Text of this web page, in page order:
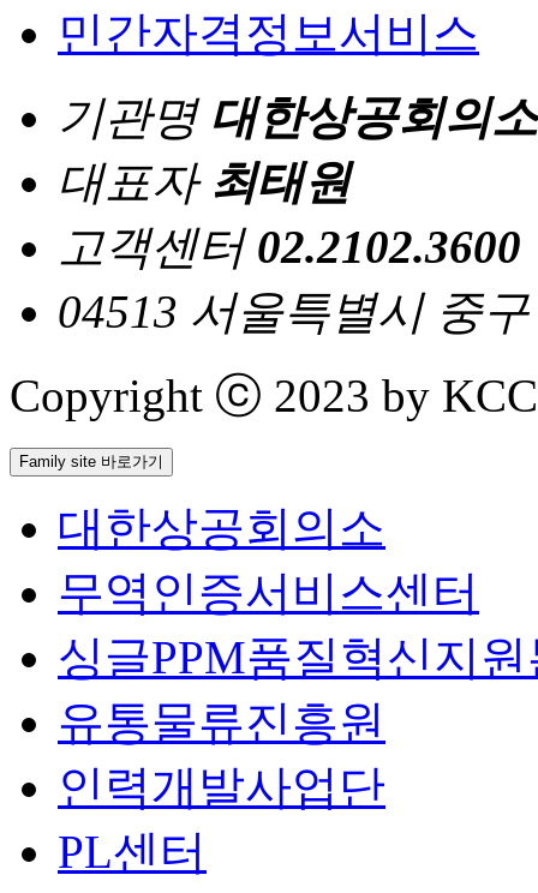
민간자격정보서비스
기관명 대한상공회의소
대표자 최태원
고객센터 02.2102.3600
04513 서울특별시 중
Copyright ⓒ 2023 by
Family site 바로가기
대한상공회의소
무역인증서비스센터
싱글PPM품질혁신지
유통물류진흥원
인력개발사업단
PL센터